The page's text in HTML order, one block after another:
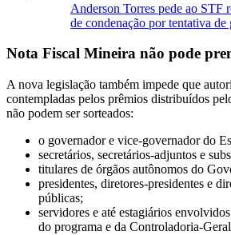
Anderson Torres pede ao STF
de condenação por tentativa de
Nota Fiscal Mineira não pode
A nova legislação também impede que
contempladas pelos prêmios distribuídos
não podem ser sorteados:
o governador e vice-governador do
secretários, secretários-adjuntos e
titulares de órgãos autônomos do
presidentes, diretores-presidentes e
públicas;
servidores e até estagiários
do programa e da Controladoria-